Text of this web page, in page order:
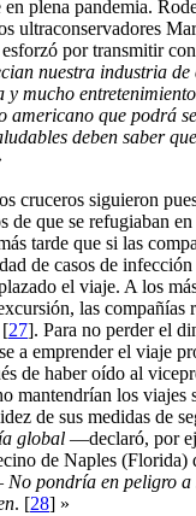
en plena pandemia.
ultraconservadores
por transmitir
nuestra industria de
mucho
americano que podrá
deben saber
cruceros siguieron
de que se refugiaban en
tarde que si las
de casos de infección
el viaje. A los
las compañías
[27]. Para no perder el
a emprender el viaje
de haber oído al
mantendrían los viajes
de sus medidas de
global —declaró, por
de Naples (Florida)
No pondría en peligro a
. [28] »